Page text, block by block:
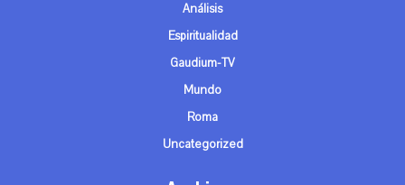
Análisis
Espiritualidad
Gaudium-TV
Mundo
Roma
Uncategorized